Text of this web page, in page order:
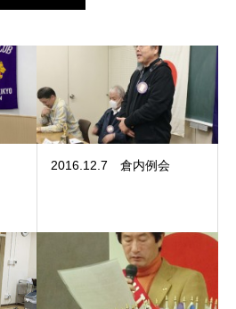
2016.12.7 倉内例会